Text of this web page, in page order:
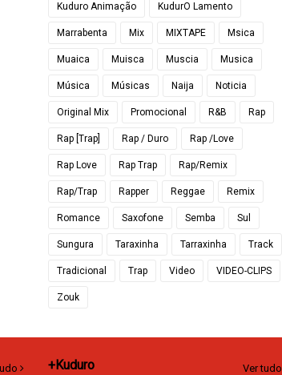
Kuduro Animação KudurO Lamento
Marrabenta Mix MIXTAPE Msica
Muaica Muisca Muscia Musica
Música Músicas Naija Noticia
Original Mix Promocional R&B Rap
Rap [Trap] Rap / Duro Rap /Love
Rap Love Rap Trap Rap/Remix
Rap/Trap Rapper Reggae Remix
Romance Saxofone Semba Sul
Sungura Taraxinha Tarraxinha Track
Tradicional Trap Video VIDEO-CLIPS
Zouk
+Kuduro Ver tudo